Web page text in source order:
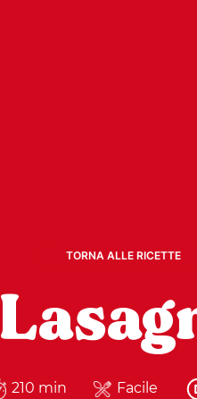
TORNA ALLE RICETTE
210 min Facile